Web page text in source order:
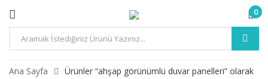
0
Ana Sayfa
Ürünler “ahşap görünümlü duvar panelleri” olarak